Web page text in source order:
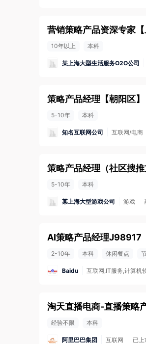
营销策略产品资深专家 【
10年以上 本科
某上海大型生活服务O2O公司
策略产品经理 【朝阳区】
5-10年 本科
知名互联网公司 互联网/电商
策略产品经理（社区搜推
5-10年 本科
某上海大型游戏公司 游戏
AI策略产品经理J98917
2-10年 本科 休闲餐点
Baidu 互联网,IT服务,计算机
淘天直播电商-直播策略
经验不限 本科
阿里巴巴集团 互联网 已上